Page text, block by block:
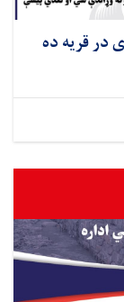
در قریه ده